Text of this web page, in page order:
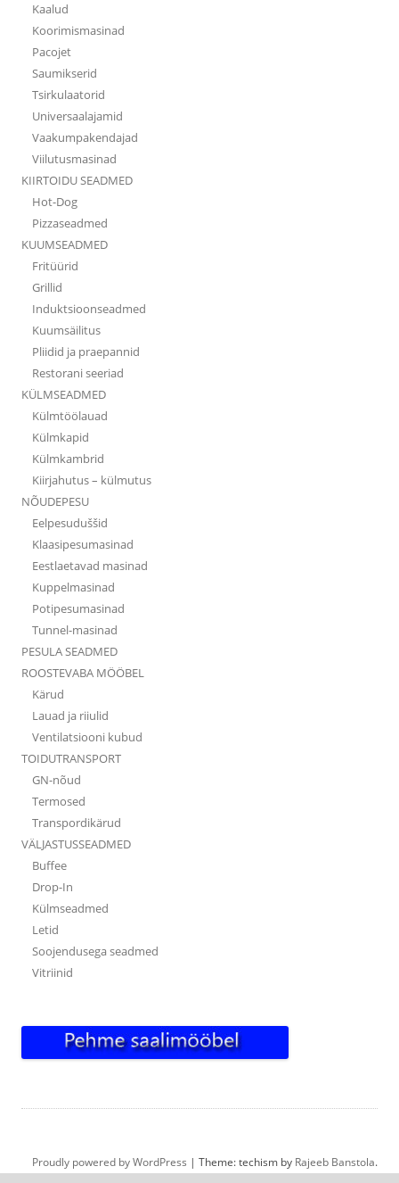
Kaalud
Koorimismasinad
Pacojet
Saumikserid
Tsirkulaatorid
Universaalajamid
Vaakumpakendajad
Viilutusmasinad
KIIRTOIDU SEADMED
Hot-Dog
Pizzaseadmed
KUUMSEADMED
Fritüürid
Grillid
Induktsioonseadmed
Kuumsäilitus
Pliidid ja praepannid
Restorani seeriad
KÜLMSEADMED
Külmtöölauad
Külmkapid
Külmkambrid
Kiirjahutus – külmutus
NÕUDEPESU
Eelpesuduššid
Klaasipesumasinad
Eestlaetavad masinad
Kuppelmasinad
Potipesumasinad
Tunnel-masinad
PESULA SEADMED
ROOSTEVABA MÖÖBEL
Kärud
Lauad ja riiulid
Ventilatsiooni kubud
TOIDUTRANSPORT
GN-nõud
Termosed
Transpordikärud
VÄLJASTUSSEADMED
Buffee
Drop-In
Külmseadmed
Letid
Soojendusega seadmed
Vitriinid
Proudly powered by WordPress | Theme: techism by Rajeeb Banstola.